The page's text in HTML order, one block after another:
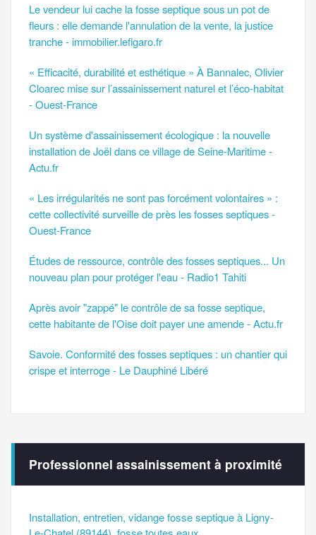
Le vendeur lui cache la fosse septique sous un pot de
fleurs : elle demande l'annulation de la vente, la justice
tranche - immobilier.lefigaro.fr
« Efficacité, durabilité et esthétique » À Bannalec, Olivier
Cloarec mise sur l’assainissement naturel et l’éco-habitat
- Ouest-France
Un système d'assainissement écologique : la nouvelle
installation de Joël dans ce village de Seine-Maritime -
Actu.fr
« Les irrégularités ne sont pas forcément volontaires » :
cette collectivité surveille de près les fosses septiques -
Ouest-France
Études de ressource, contrôle des fosses septiques... Un
nouveau plan pour protéger l'eau - Radio1 Tahiti
Après avoir "zappé" le contrôle de sa fosse septique,
cette habitante de l'Oise doit payer une amende - Actu.fr
Savoie. Conformité des fosses septiques : un chantier qui
crispe et interroge - Le Dauphiné Libéré
Professionnel assainissement à proximité
Installation, entretien, vidange fosse septique à Ligny-